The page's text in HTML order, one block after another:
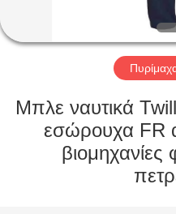
ΓΎΡΟΣ
ΕΡΓΟΣΤΑΣΊΩΝ
ΠΟΙΟΤΙΚΌΣ
ΈΛΕΓΧΟΣ
Μπλε ναυτικά
εσώρουχα FR
βιομηχανίες